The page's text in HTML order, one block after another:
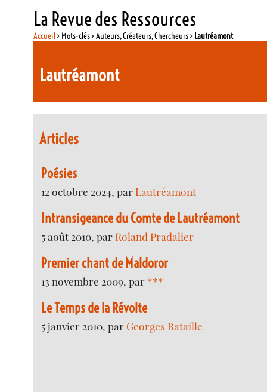
La Revue des Ressources
Accueil> Mots-clés > Auteurs, Créateurs, Chercheurs > Lautréamont
Lautréamont
Articles
Poésies
12 octobre 2024, parLautréamont
Intransigeance du Comte de Lautréamont
5 août 2010, par Roland Pradalier
Premier chant de Maldoror
13 novembre 2009, par ***
Le Temps de la Révolte
5 janvier 2010, par Georges Bataille